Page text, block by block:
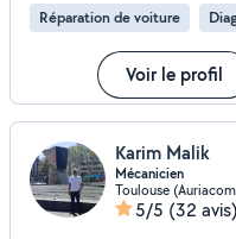
Réparation de voiture
Voir le profil
Karim Malik
Mécanicien
Toulouse
5/5 (32 avis)